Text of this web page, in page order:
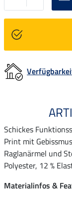
Schickes
Print mit
Raglanärmel und
Polyester, 12 %
Materialinfos &